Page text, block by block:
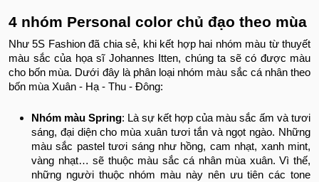
4 nhóm Personal color chủ đạo theo mùa
Như 5S Fashion đã chia sẻ, khi kết hợp hai nhóm màu từ thuyết
màu sắc của họa sĩ Johannes Itten, chúng ta sẽ có được màu
cho bốn mùa. Dưới đây là phân loại nhóm màu sắc cá nhân theo
bốn mùa Xuân - Hạ - Thu - Đông:
Nhóm màu Spring: Là sự kết hợp của màu sắc ấm và tươi
sáng, đại diện cho mùa xuân tươi tắn và ngọt ngào. Những
màu sắc pastel tươi sáng như hồng, cam nhạt, xanh mint,
vàng nhạt… sẽ thuộc màu sắc cá nhân mùa xuân. Vì thế,
những người thuộc nhóm màu này nên ưu tiên các tone